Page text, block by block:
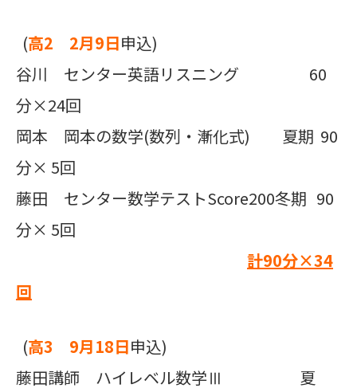
(高2 2月9日申込)
谷川 センター英語リスニング 60
分×24回
岡本 岡本の数学(数列・漸化式) 夏期 90
分× 5回
藤田 センター数学テストScore200冬期 90
分× 5回
計90分×34
回
(高3 9月18日申込)
藤田講師 ハイレベル数学Ⅲ 夏